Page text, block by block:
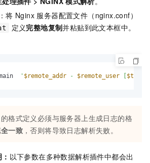
：将 Nginx 服务器配置文件（nginx.conf）
定义完整地复制并粘贴到此文本框中。
' $remote_addr - $remote_user
格式定义必须与服务器上生成日志的格
一致 ，否则将导致日志解析失败。
以下参数在多种数据解析插件中都会出